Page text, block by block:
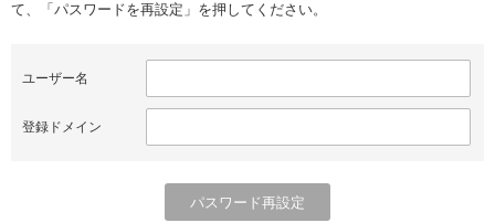
て、「パスワードを再設定」を押してください。
ユーザー名
登録ドメイン